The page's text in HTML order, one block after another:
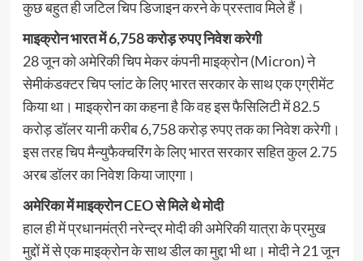
कुछ बहुत ही जटिल चिप डिजाइन करने के प्रस्ताव मिले हैं।
माइक्रोन भारत में 6,758 करोड़ रुपए निवेश करेगी
28 जून को अमेरिकी चिप मेकर कंपनी माइक्रोन (Micron) ने
सेमीकंडक्टर चिप प्लांट के लिए भारत सरकार के साथ एक एग्रीमेंट
किया था। माइक्रोन का कहना है कि वह इस फैसिलिटी में 82.5
करोड़ डॉलर यानी करीब 6,758 करोड़ रुपए तक का निवेश करेगी।
इस तरह चिप मैन्युफैक्चरिंग के लिए भारत सरकार सहित कुल 2.75
अरब डॉलर का निवेश किया जाएगा।
अमेरिका में माइक्रोन CEO से मिले थे मोदी
हाल ही में प्रधानमंत्री नरेन्द्र मोदी की अमेरिकी यात्रा के प्रमुख
मुद्दों में से एक माइक्रोन के साथ डील का मुद्दा भी था। मोदी ने 21 जून